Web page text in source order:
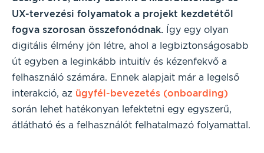
UX-tervezési folyamatok a projekt kezdetétől
fogva szorosan összefonódnak. Így egy olyan
digitális élmény jön létre, ahol a legbiztonságosabb
út egyben a leginkább intuitív és kézenfekvő a
felhasználó számára. Ennek alapjait már a legelső
interakció, az ügyfél-bevezetés (onboarding)
során lehet hatékonyan lefektetni egy egyszerű,
átlátható és a felhasználót felhatalmazó folyamattal.